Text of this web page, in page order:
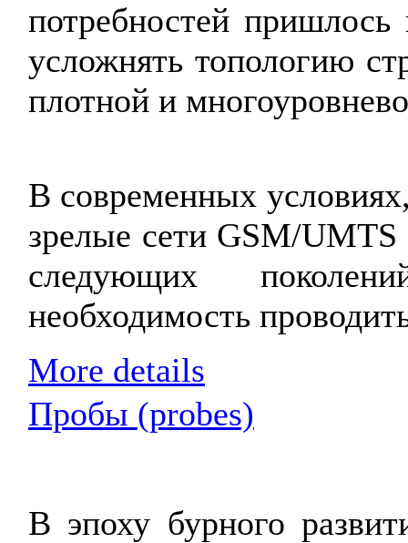
потребностей
усложнять топологию
плотной и
В современных
зрелые сети GSM/UMTS
следующих
необходимость
More details
Пробы (probes)
В эпоху бурного